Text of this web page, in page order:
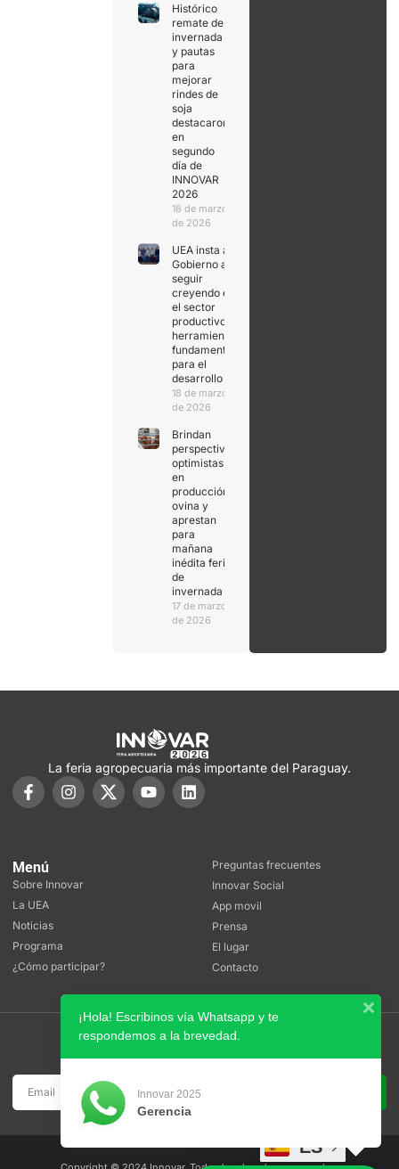
Histórico
remate de
invernada
y pautas
para
mejorar
rindes de
soja
destacaron
en
segundo
día de
INNOVAR
2026
18 de marzo
de 2026
UEA insta al
Gobierno a
seguir
creyendo en
el sector
productivo,
herramienta
fundamental
para el
desarrollo
18 de marzo
de 2026
Brindan
perspectivas
optimistas
en
producción
ovina y
aprestan
para
mañana
inédita feria
de
invernada
17 de marzo
de 2026
La feria agropecuaria más importante del Paraguay.
Menú
Sobre Innovar
La UEA
Noticias
Programa
¿Cómo participar?
Preguntas frecuentes
Innovar Social
App movil
Prensa
El lugar
Contacto
ES
¡Hola! Escribinos vía Whatsapp y te
respondemos a la brevedad.
Innovar 2025
Gerencia